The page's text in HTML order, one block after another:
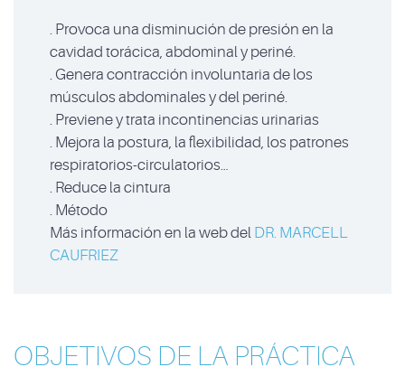
. Provoca una disminución de presión en la
cavidad torácica, abdominal y periné.
. Genera contracción involuntaria de los
músculos abdominales y del periné.
. Previene y trata incontinencias urinarias
. Mejora la postura, la flexibilidad, los patrones
respiratorios-circulatorios…
. Reduce la cintura
. Método
Más información en la web del DR. MARCELL
CAUFRIEZ
OBJETIVOS DE LA PRÁCTICA